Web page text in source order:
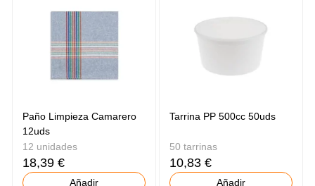
Paño Limpieza Camarero
12uds
12 unidades
18,39 €
Añadir
Tarrina PP 500cc 50uds
50 tarrinas
10,83 €
Añadir